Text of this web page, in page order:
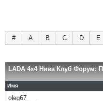
# A B C D E
LADA 4x4 Нива Клуб Форум:
Имя
oleg67